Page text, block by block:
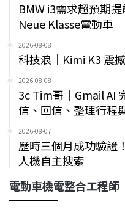
BMW i3需求超預期
Neue Klasse電動車
2026-08-08
科技浪｜Kimi K3 震
2026-08-08
3c Tim哥｜Gmail AI
信、回信、整理行程
2026-08-07
歷時三個月成功驗證
人機自主搜索
電動車機電整合工程師